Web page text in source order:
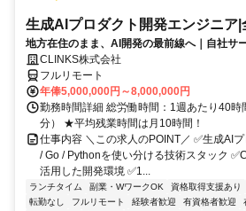
生成AIプロダクト開発エンジニア|
地方在住のまま、AI開発の最前線へ｜自社サ
CLINKS株式会社
フルリモート
年俸5,000,000円～8,000,000円
勤務時間詳細 総労働時間：1週あたり40
分） ★平均残業時間は月10時間！
仕事内容 ＼この求人のPOINT／ ✅生成AI
/ Go / Pythonを使い分ける技術スタック
活用した開発環境 ✅1...
ランチタイム 副業・WワークOK 資格取得支援あり
転勤なし
フルリモート 経験者歓迎 有資格者歓迎